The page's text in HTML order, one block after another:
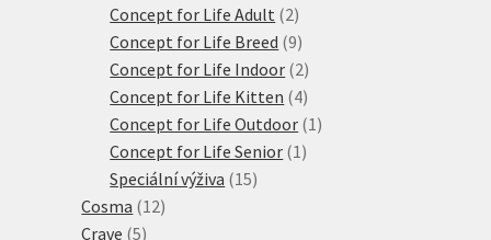
produktů
Concept for Life Adult 22
produkty
Concept for Life Breed 99
produktů
Concept for Life Indoor 22
produkty
Concept for Life Kitten 44
produkty
Concept for Life Outdoor 1 1
Concept for Life Senior 1 1
Speciální výživa 1515
Cosma 1212
Crave 55